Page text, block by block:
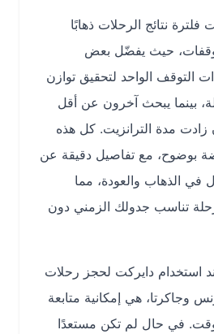
نتائج الرحلات ذهابًا
حيث يفضّل بعض
الواحد لتحقيق توازن
يبحث آخرون عن أقل
الترانزيت. كل هذه
مع تفاصيل دقيقة عن
والعودة، مما
جدولك الزمني دون
دايركت لحجز رحلات
هي إمكانية متابعة
في حال لم تكن مستعدًا